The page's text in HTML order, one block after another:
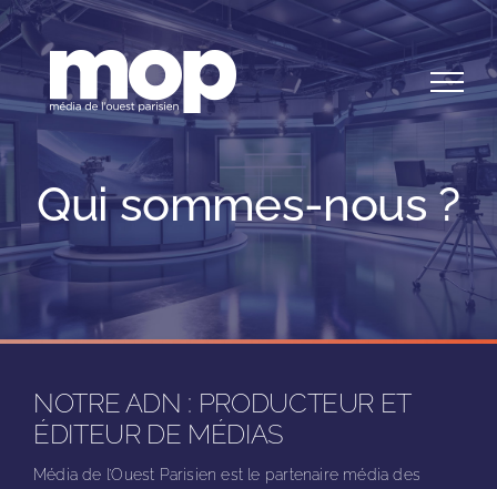
Skip
to
content
Qui sommes-nous ?
NOTRE ADN : PRODUCTEUR ET
ÉDITEUR DE MÉDIAS
Média de l’Ouest Parisien est le partenaire média des